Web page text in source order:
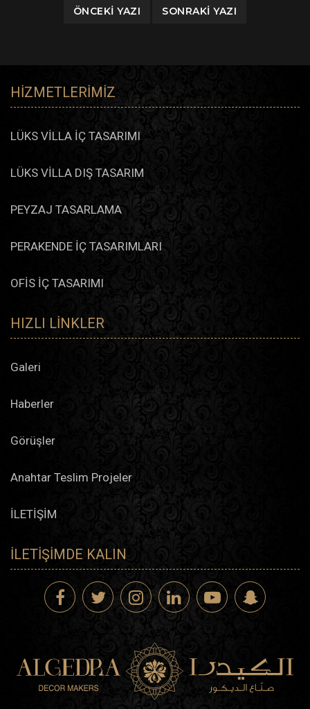
ÖNCEKI YAZI SONRAKI YAZI
HIZMETLERIMIZ
LÜKS VİLLA İÇ TASARIMI
LÜKS VİLLA DIŞ TASARIM
PEYZAJ TASARLAMA
PERAKENDE İÇ TASARIMLARI
OFİS İÇ TASARIMI
HIZLI LINKLER
Galeri
Haberler
Görüşler
Anahtar Teslim Projeler
İLETİŞİM
İLETIŞIMDE KALIN